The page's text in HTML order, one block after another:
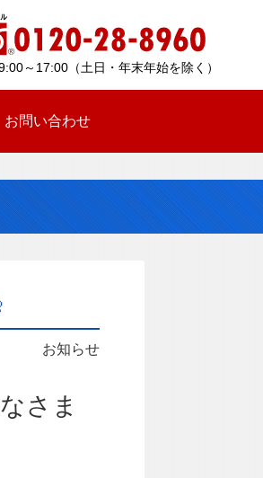
～17:00（土日・年末年始を除く）
お問い合わせ
お知らせ
さま